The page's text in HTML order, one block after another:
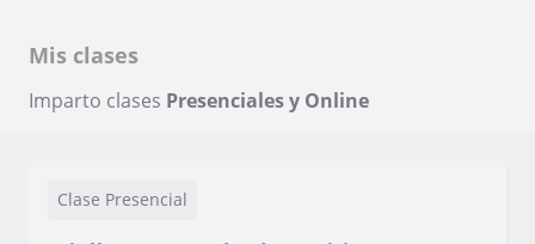
Mis clases
Imparto clases Presenciales y Online
Clase Presencial